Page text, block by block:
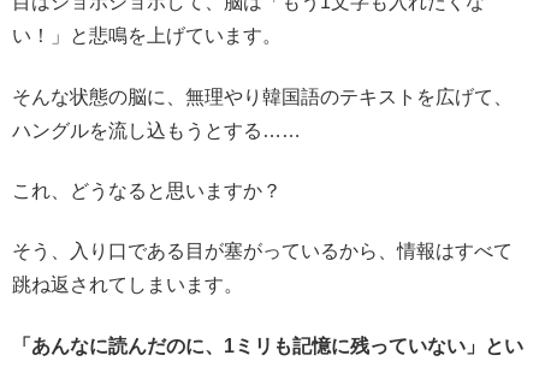
い！」と悲鳴を上げています。
そんな状態の脳に、無理やり韓国語のテキストを広げて、
ハングルを流し込もうとする……
これ、どうなると思いますか？
そう、入り口である目が塞がっているから、情報はすべて
跳ね返されてしまいます。
「あんなに読んだのに、1ミリも記憶に残っていない」とい